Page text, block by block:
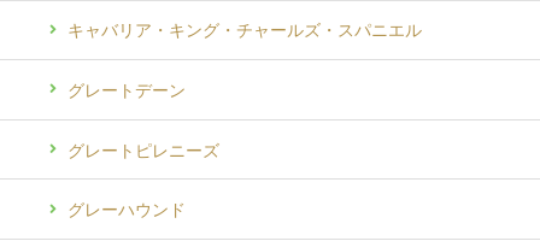
キャバリア・キング・チャールズ・スパニエル
グレートデーン
グレートピレニーズ
グレーハウンド